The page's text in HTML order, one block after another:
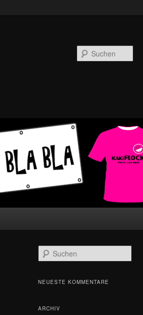
u
h
NEUESTE KOMMENTARE
ARCHIV